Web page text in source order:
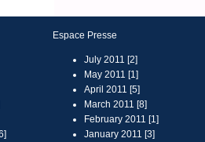
Espace Presse
July 2011 [2]
May 2011 [1]
April 2011 [5]
March 2011 [8]
February 2011 [1]
January 2011 [3]